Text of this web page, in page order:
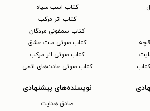
کتاب اسب سیاه
کتاب اثر مرکب
کتاب سمفونی مردگان
کتاب صوتی ملت عشق
کتاب صوتی اثر مرکب
کتاب صوتی عادت‌های اتمی
نویسنده‌های پیشنهادی
صادق هدایت